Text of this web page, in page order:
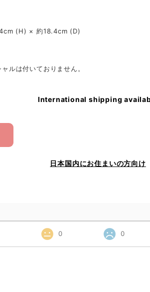
(H) × 約18.4cm (D)
ルは付いておりません。
International shipping
日本国内にお住まいの方向け
0 0